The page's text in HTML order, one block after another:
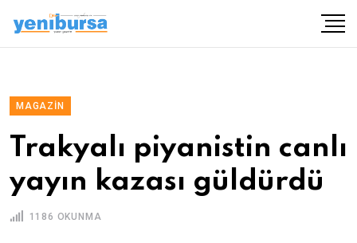
MAGAZIN
Trakyalı piyanistin canlı
yayın kazası güldürdü
1186 OKUNMA